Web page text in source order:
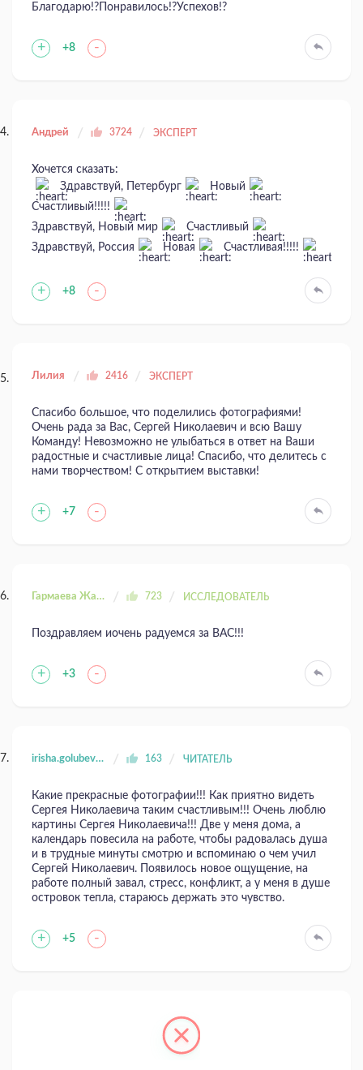
Благодарю!?Понравилось!?Успехов!?
+ +8 -
Андрей 3724 ЭКСПЕРТ
Хочется сказать:
Здравствуй, Петербург
Новый
Счастливый!!!!!
Здравствуй, Новый мир
Счастливый
Здравствуй, Россия
Новая Счастливая!!!!!
+ +8 -
Лилия 2416 ЭКСПЕРТ
Спасибо большое, что поделились фотографиями!
Очень рада за Вас, Сергей Николаевич и всю Вашу
Команду! Невозможно не улыбаться в ответ на Ваши
радостные и счастливые лица! Спасибо, что делитесь с
нами творчеством! С открытием выставки!
+ +7 -
Гармаева Жаргала 723 ИССЛЕДОВАТЕЛЬ
Поздравляем иочень радуемся за ВАС!!!
+ +3 -
irisha.golubeva.81 163 ЧИТАТЕЛЬ
Какие прекрасные фотографии!!! Как приятно видеть
Сергея Николаевича таким счастливым!!! Очень люблю
картины Сергея Николаевича!!! Две у меня дома, а
календарь повесила на работе, чтобы радовалась душа
и в трудные минуты смотрю и вспоминаю о чем учил
Сергей Николаевич. Появилось новое ощущение, на
работе полный завал, стресс, конфликт, а у меня в душе
островок тепла, стараюсь держать это чувство.
+ +5 -